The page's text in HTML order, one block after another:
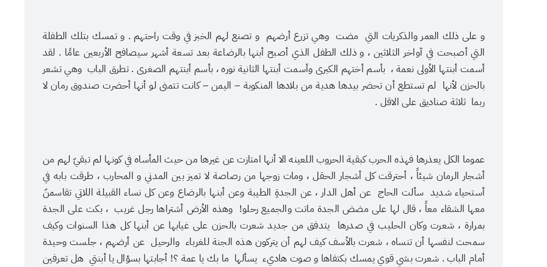
و على ذلك العمر والذكريات التي مضت وهي تزرع أرضهم و تصنع لهم الخبز في وقت راحتهم . و تمسك بتلك الطفلة
التي أصبحت في آواخر الثلاثين ، و ذلك الطفل الذي أصبح أبنها بالرضاعة بعد تسعة أشهر سيصافح الأربعين عامًا . لقد
أسمت أبنتها الأولى نعمة ، بأسم أختهم الكبرى وأسمت أبنتها الثانية نوره ، بأسم أبنتهم الصغرى . تطرق الباب وهي تشعر
بالحزن لأنها لم تستطع أن تحضر بيدها هدية من بلادها المنكوبة – اليمن – كانت تتمنى لو أنها أحضرت صندوق رمان لا
ربما ثلاثة صناديق على الاقل .
عموما الكل يعذرها فهذه الحرب كبقية الحروب اللعينه الا أنها امتازت عن غيرها من حيث المأساه في كونها لم تبقيّ لهم من
أشجار الرمان شيئاً ، أحترقت كل أشجار الحقل ، ومات زوجها من رصاصة لا تميز بين المدني و المحارب ، طرقت بابه في
أستحياء شديد سألت الحاج عن أهل الدار ، عن الجدةِ الطيبة وعن أبنها بالرضاع وعن كل نساء القبيلة اللاتي تقاسمنّ
معها الشقاء معاً ، قال لها على مضض الجدة ماتت والجميع رحلو! وهذه الأرض أشتراها رجل غريب ، بكت على الجدة
بمرارة ، شعرت وكان الحليب في صدرها يتدفق من جديد شعرت بالحزن على غيابها عن أبنها كل هذا السنوات وكيف
سمحت لنفسها أن تنساه ، شعرت بالأسف كيف لهم أن يتركون هذه الجنة للغرباء والرحيل عن أرضهم ، جلست وحيدة
أمام الباب . شعرت بشي قوي يمسك بكتفاها و صوت هاديء يسألها ما بك يا عمة ؟! أجابتها بسؤال يا أبنتي هل تعرفين
عنوان الصورة